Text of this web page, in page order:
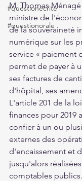
#questionécrite
#questionorale
M. Thomas
ministre de
de la souveraineté
numérique sur les
service « paiement
permet de payer à
ses factures de
d'hôpital, ses
L'article 201 de la
finances pour 2019
confier à un ou
externes des
d'encaissement et
jusqu'alors
comptables